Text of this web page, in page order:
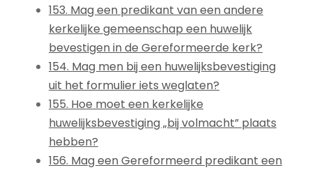
153. Mag een predikant van een andere
kerkelijke gemeenschap een huwelijk
bevestigen in de Gereformeerde kerk?
154. Mag men bij een huwelijksbevestiging
uit het formulier iets weglaten?
155. Hoe moet een kerkelijke
huwelijksbevestiging „bij volmacht” plaats
hebben?
156. Mag een Gereformeerd predikant een